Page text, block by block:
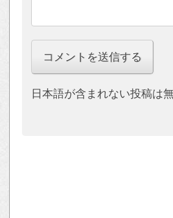
日本語が含まれない投稿は